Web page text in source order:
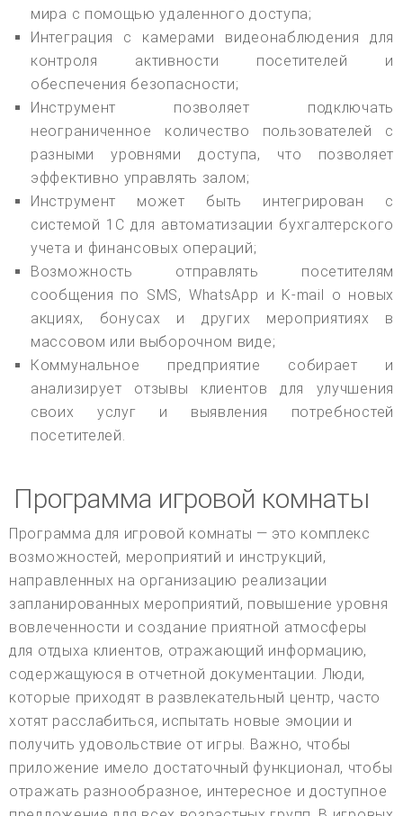
мира с помощью удаленного доступа;
Интеграция с камерами видеонаблюдения для
контроля активности посетителей и
обеспечения безопасности;
Инструмент позволяет подключать
неограниченное количество пользователей с
разными уровнями доступа, что позволяет
эффективно управлять залом;
Инструмент может быть интегрирован с
системой 1С для автоматизации бухгалтерского
учета и финансовых операций;
Возможность отправлять посетителям
сообщения по SMS, WhatsApp и K-mail о новых
акциях, бонусах и других мероприятиях в
массовом или выборочном виде;
Коммунальное предприятие собирает и
анализирует отзывы клиентов для улучшения
своих услуг и выявления потребностей
посетителей.
Программа игровой комнаты
Программа для игровой комнаты — это комплекс
возможностей, мероприятий и инструкций,
направленных на организацию реализации
запланированных мероприятий, повышение уровня
вовлеченности и создание приятной атмосферы
для отдыха клиентов, отражающий информацию,
содержащуюся в отчетной документации. Люди,
которые приходят в развлекательный центр, часто
хотят расслабиться, испытать новые эмоции и
получить удовольствие от игры. Важно, чтобы
приложение имело достаточный функционал, чтобы
отражать разнообразное, интересное и доступное